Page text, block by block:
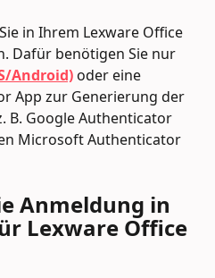
in Ihrem Lexware Office
Dafür benötigen Sie nur
Android) oder eine
App zur Generierung der
B. Google Authenticator
Microsoft Authenticator
Anmeldung in
Lexware Office